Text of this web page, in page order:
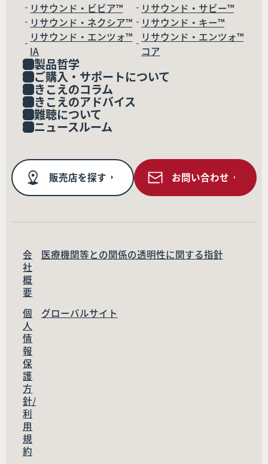
リサウンド・ビビア™
リサウンド・サビー™
リサウンド・ネクシア™
リサウンド・キー™
リサウンド・エンツォ™
IA
リサウンド・エンツォ™
コア
製品哲学
ご購入・サポートについて
きこえのコラム
きこえのアドバイス
難聴について
ニュースルーム
販売店を探す お問い合わせ
会
社
概
要
医療機関等との関係の透明性に関する指針
個
人
情
報
保
護
方
針/
利
用
規
約
グローバルサイト